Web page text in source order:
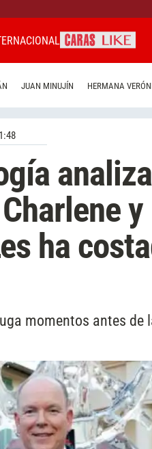
JUAN MINUJÍN HERMANA
y
ha
momentos antes de